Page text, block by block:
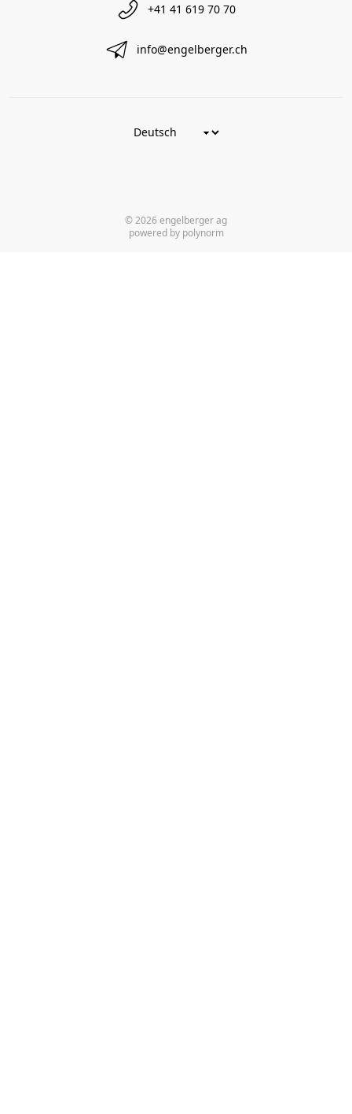
+41 41 619 70 70
info@engelberger.ch
© 2026 engelberger ag
powered by polynorm